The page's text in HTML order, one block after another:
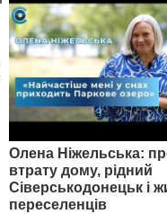
Олена Ніжельська:
втрату дому, рідний
Сіверськодонецьк і
переселенців